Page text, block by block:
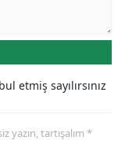
etmiş sayılırsınız
yazın, tartışalım *